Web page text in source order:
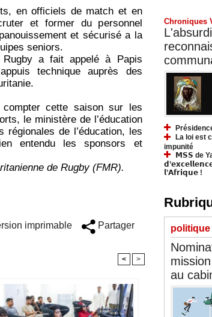
en officiels de match et en
et former du personnel
et sécurisé a la
seniors.
a fait appelé à Papis
technique auprès des
compter cette saison sur les
le ministère de l’éducation
régionales de l’éducation, les
entendu les sponsors et
de Rugby (FMR).
imprimable Partager
< >
Chroniques
La loi est
impunité
𝗠𝗦𝗦 de
𝗹’𝗔𝗳𝗿𝗶𝗾𝘂𝗲 !
politique
au